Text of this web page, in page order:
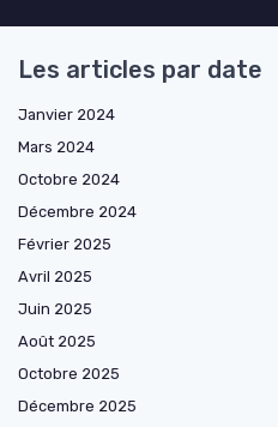
Les articles par date
Janvier 2024
Mars 2024
Octobre 2024
Décembre 2024
Février 2025
Avril 2025
Juin 2025
Août 2025
Octobre 2025
Décembre 2025